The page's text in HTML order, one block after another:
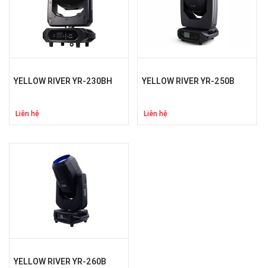
YELLOW RIVER YR-230BH
Liên hệ
YELLOW RIVER YR-250B
Liên hệ
YELLOW RIVER YR-260B